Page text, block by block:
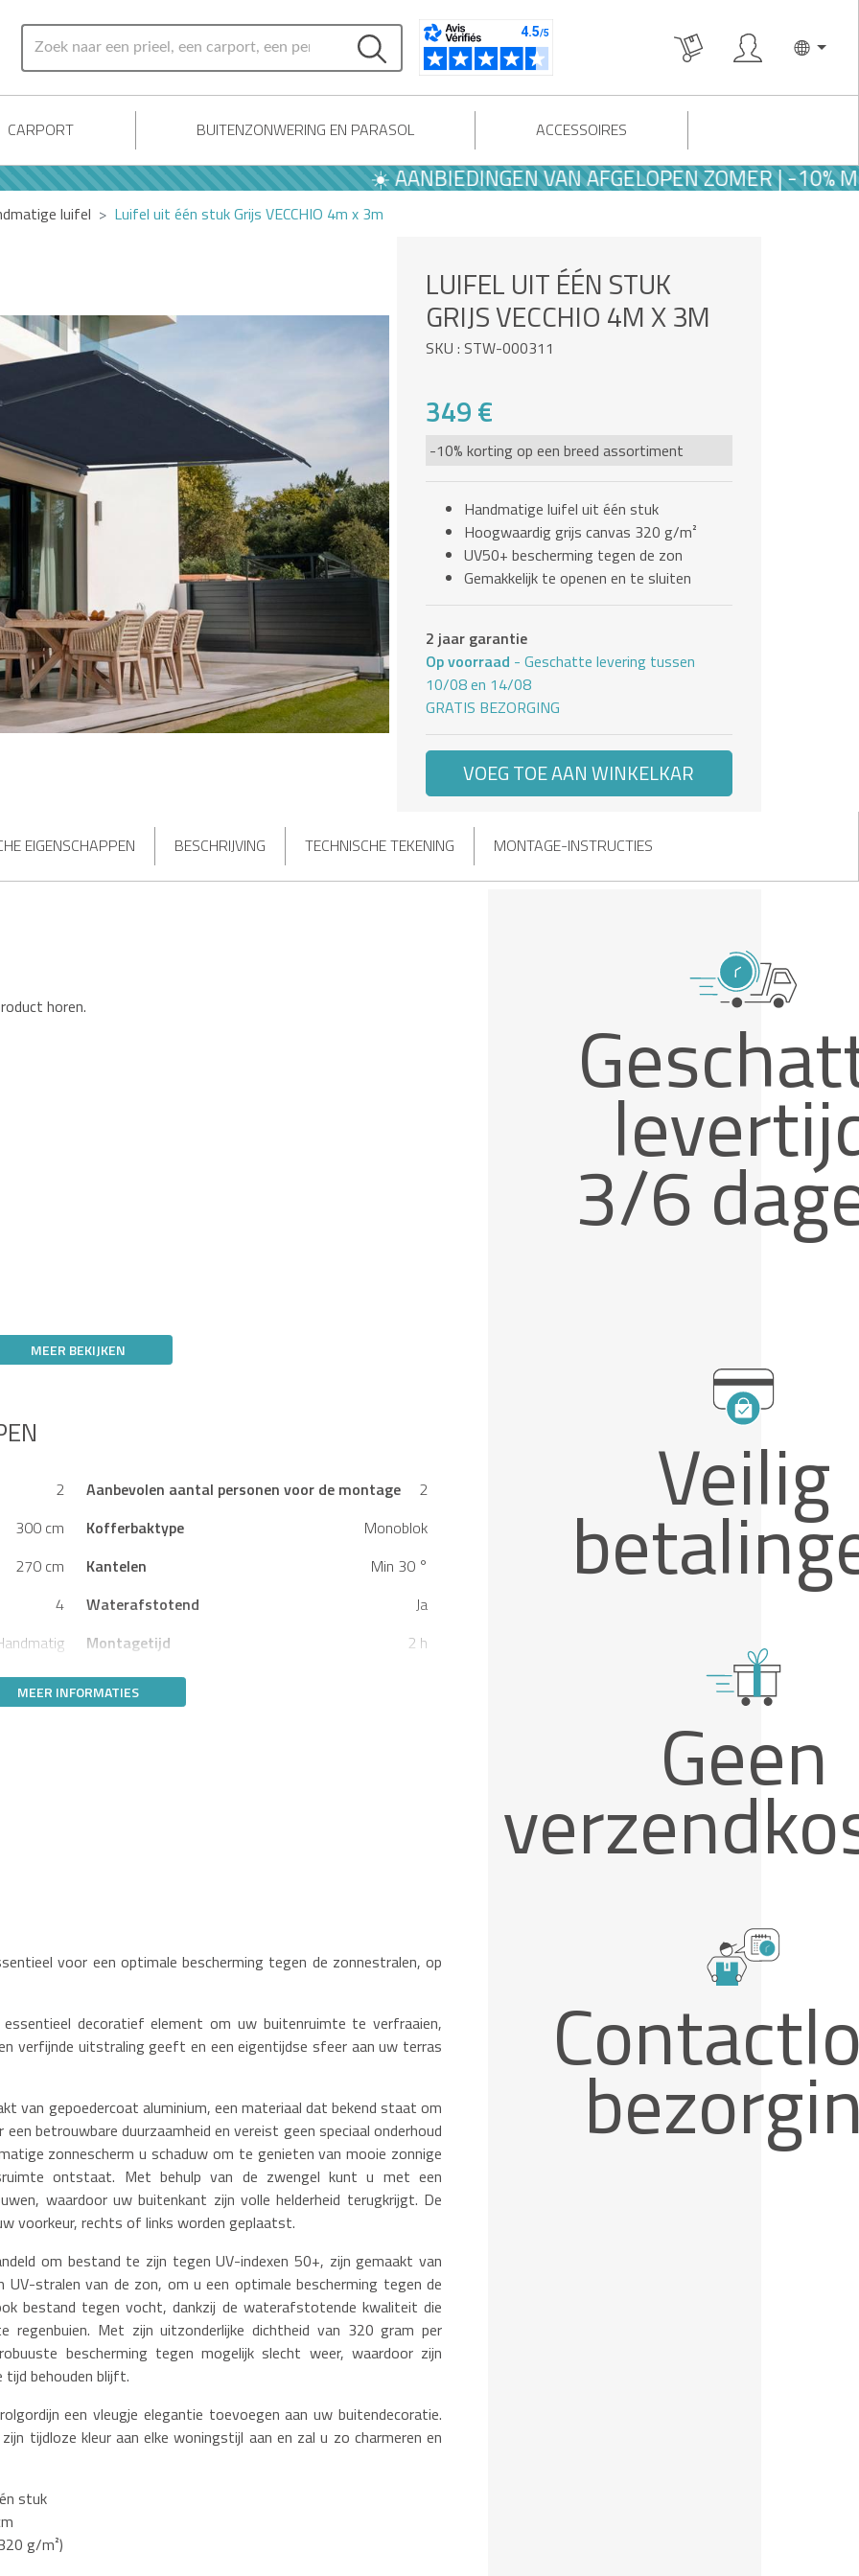
CARPORT BUITENZONWERING EN PARASOL ACCESSOIRES
☀️ AANBIEDINGEN VAN AFGELOPEN ZOMER | -10% MET
luifel Luifel uit één stuk Grijs VECCHIO 4m x 3m
LUIFEL UIT ÉÉN STUK
GRIJS VECCHIO 4M X 3M
SKU : STW-000311
349 €
-10% korting op een breed assortiment
Handmatige luifel uit één stuk
Hoogwaardig grijs canvas 320 g/m²
UV50+ bescherming tegen de zon
Gemakkelijk te openen en te sluiten
2 jaar garantie
Op voorraad - Geschatte levering tussen
10/08 en 14/08
GRATIS BEZORGING
VOEG TOE AAN WINKELKAR
EIGENSCHAPPEN BESCHRIJVING TECHNISCHE TEKENING MONTAGE-INSTRUCTIES
horen.
MEER BEKIJKEN
2 Aanbevolen aantal personen voor de montage
2
300 cm Kofferbaktype
Monoblok
270 cm Kantelen
Min 30 °
4 Waterafstotend
Ja
Montagetijd 2 h
MEER INFORMATIES
voor een optimale bescherming tegen de zonnestralen, op
decoratief element om uw buitenruimte te verfraaien,
verfijnde uitstraling geeft en een eigentijdse sfeer aan uw terras
van gepoedercoat aluminium, een materiaal dat bekend staat om
betrouwbare duurzaamheid en vereist geen speciaal onderhoud
zonnescherm u schaduw om te genieten van mooie zonnige
ontstaat. Met behulp van de zwengel kunt u met een
waardoor uw buitenkant zijn volle helderheid terugkrijgt. De
voorkeur, rechts of links worden geplaatst.
om bestand te zijn tegen UV-indexen 50+, zijn gemaakt van
stralen van de zon, om u een optimale bescherming tegen de
bestand tegen vocht, dankzij de waterafstotende kwaliteit die
regenbuien. Met zijn uitzonderlijke dichtheid van 320 gram per
bescherming tegen mogelijk slecht weer, waardoor zijn
tijd behouden blijft.
een vleugje elegantie toevoegen aan uw buitendecoratie.
tijdloze kleur aan elke woningstijl aan en zal u zo charmeren en
stuk
g/m²)
3/6
Veilig
Geen